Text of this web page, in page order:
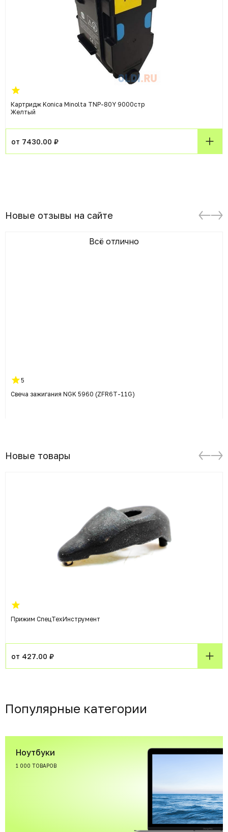
Картридж Konica Minolta TNP-80Y 9000стр
Желтый
от 7430.00 ₽
Новые отзывы на сайте
Всё отлично
5
Свеча зажигания NGK 5960 (ZFR6T-11G)
Новые товары
Прижим СпецТехИнструмент
от 427.00 ₽
Популярные категории
Ноутбуки
1 000 ТОВАРОВ